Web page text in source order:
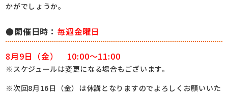
かがでしょうか。
●開催日時： 毎週金曜日
8月9日（金） 10:00～11:00
※スケジュールは変更になる場合もございます。
※次回8月16日（金）は休講となりますのでよろしくお願いいた